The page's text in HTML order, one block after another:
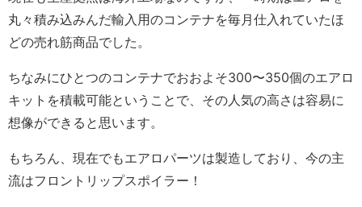
丸々積み込みんだ輸入用のコンテナを毎月仕入れていたほ
どの売れ筋商品でした。
ちなみにひとつのコンテナでおおよそ300〜350個のエアロ
キットを積載可能ということで、その人気の高さは容易に
想像ができると思います。
もちろん、現在でもエアロパーツは製造しており、今の主
流はフロントリップスポイラー！